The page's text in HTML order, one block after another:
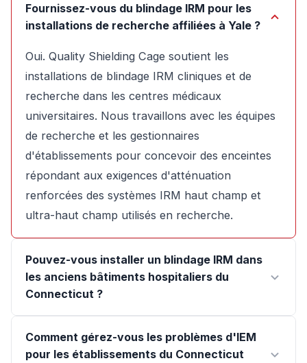
Fournissez-vous du blindage IRM pour les
installations de recherche affiliées à Yale ?
Oui. Quality Shielding Cage soutient les
installations de blindage IRM cliniques et de
recherche dans les centres médicaux
universitaires. Nous travaillons avec les équipes
de recherche et les gestionnaires
d'établissements pour concevoir des enceintes
répondant aux exigences d'atténuation
renforcées des systèmes IRM haut champ et
ultra-haut champ utilisés en recherche.
Pouvez-vous installer un blindage IRM dans
les anciens bâtiments hospitaliers du
Connecticut ?
Comment gérez-vous les problèmes d'IEM
pour les établissements du Connecticut